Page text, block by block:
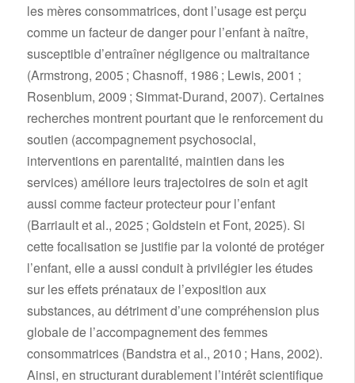
les mères consommatrices, dont l’usage est perçu
comme un facteur de danger pour l’enfant à naître,
susceptible d’entraîner négligence ou maltraitance
(Armstrong, 2005 ; Chasnoff, 1986 ; Lewis, 2001 ;
Rosenblum, 2009 ; Simmat-Durand, 2007). Certaines
recherches montrent pourtant que le renforcement du
soutien (accompagnement psychosocial,
interventions en parentalité, maintien dans les
services) améliore leurs trajectoires de soin et agit
aussi comme facteur protecteur pour l’enfant
(Barriault et al., 2025 ; Goldstein et Font, 2025). Si
cette focalisation se justifie par la volonté de protéger
l’enfant, elle a aussi conduit à privilégier les études
sur les effets prénataux de l’exposition aux
substances, au détriment d’une compréhension plus
globale de l’accompagnement des femmes
consommatrices (Bandstra et al., 2010 ; Hans, 2002).
Ainsi, en structurant durablement l’intérêt scientifique